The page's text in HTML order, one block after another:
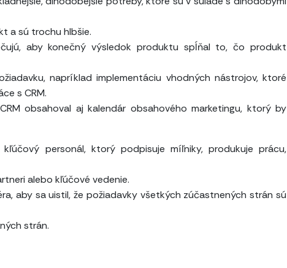
a sú trochu hlbšie.
aby konečný výsledok produktu spĺňal to, čo produkt
napríklad implementáciu vhodných nástrojov, ktoré
s CRM.
obsahoval aj kalendár obsahového marketingu, ktorý by
personál, ktorý podpisuje míľniky, produkuje prácu,
alebo kľúčové vedenie.
aby sa uistil, že požiadavky všetkých zúčastnených strán sú
strán.